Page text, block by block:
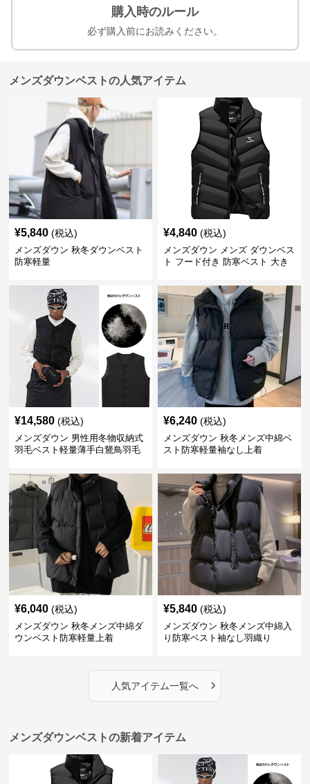
購入時のルール
必ず購入前にお読みください。
メンズダウンベストの人気アイテム
¥5,840 (税込)
メンズダウン 秋冬ダウンベスト
防寒軽量
¥4,840 (税込)
メンズダウン メンズ ダウンベス
ト フード付き 防寒ベスト 大き
¥14,580 (税込)
メンズダウン 男性用冬物収納式
羽毛ベスト軽量薄手白鵞鳥羽毛
¥6,240 (税込)
メンズダウン 秋冬メンズ中綿ベ
スト防寒軽量袖なし上着
¥6,040 (税込)
メンズダウン 秋冬メンズ中綿ダ
ウンベスト防寒軽量上着
¥5,840 (税込)
メンズダウン 秋冬メンズ中綿入
り防寒ベスト袖なし羽織り
人気アイテム一覧へ ›
メンズダウンベストの新着アイテム